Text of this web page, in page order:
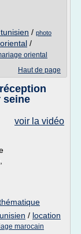
/ photo
/
oriental
Haut de page
seine
voir la vidéo
/ location
marocain